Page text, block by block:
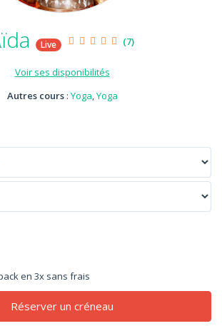
Live (7)
Voir ses disponibilités
Autres cours: Yoga,Yoga
en 3x sans frais
Réserver un créneau